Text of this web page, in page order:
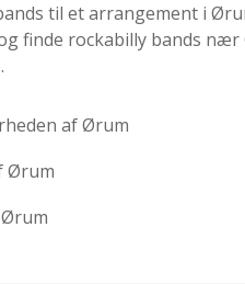
til et arrangement i
finde rockabilly bands
af Ørum
Ørum